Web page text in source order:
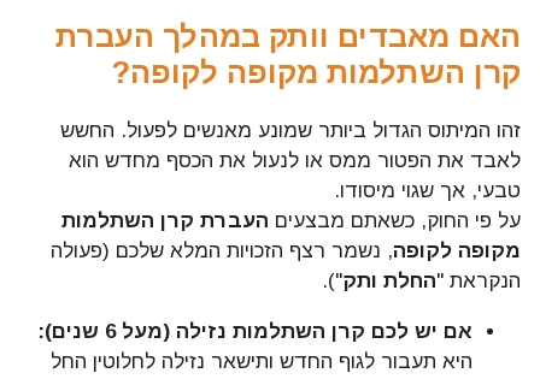
האם מאבדים וותק במהלך העברת
קרן השתלמות מקופה לקופה?
זהו המיתוס הגדול ביותר שמונע מאנשים לפעול. החשש
לאבד את הפטור ממס או לנעול את הכסף מחדש הוא
טבעי, אך שגוי מיסודו.
על פי החוק, כשאתם מבצעים העברת קרן השתלמות
מקופה לקופה, נשמר רצף הזכויות המלא שלכם (פעולה
הנקראת "החלת ותק").
אם יש לכם קרן השתלמות נזילה (מעל 6 שנים):
היא תעבור לגוף החדש ותישאר נזילה לחלוטין החל